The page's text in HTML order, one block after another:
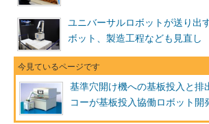
ユニバーサルロボットが送り出
ボット、製造工程なども見直し
基準穴開け機への基板投入と排
コーが基板投入協働ロボット開